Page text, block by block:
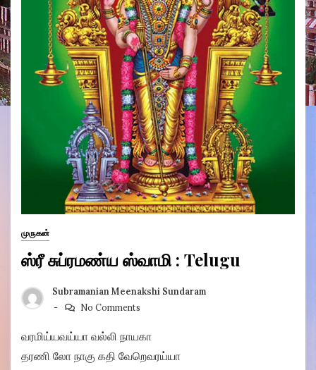
முருகன்
ஸ்ரீ சுப்ரமண்ய ஸ்வாமி : Telugu
Subramanian Meenakshi Sundaram
No Comments
வரமிய்யவய்யா வல்லி நாயகா
தரணி லோ நாகு கதி வேறெவரய்யா